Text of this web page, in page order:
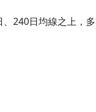
240日均線之上，